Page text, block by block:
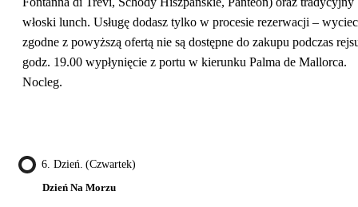
włoski lunch. Usługę dodasz tylko w procesie rezerwacji –
zgodne z powyższą ofertą nie są dostępne do zakupu podczas
godz. 19.00 wypłynięcie z portu w kierunku Palma de Mallorca.
Nocleg.
6. Dzień. (czwartek)
Dzień Na Morzu